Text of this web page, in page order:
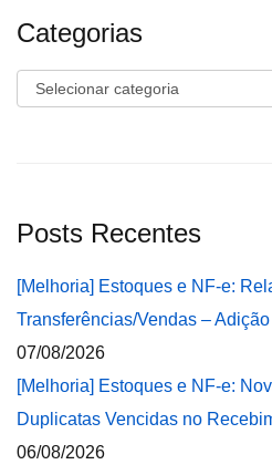
Categorias
Categorias
Posts Recentes
[Melhoria] Estoques e NF-e:
Transferências/Vendas –
07/08/2026
[Melhoria] Estoques e NF-e:
Duplicatas Vencidas no
06/08/2026